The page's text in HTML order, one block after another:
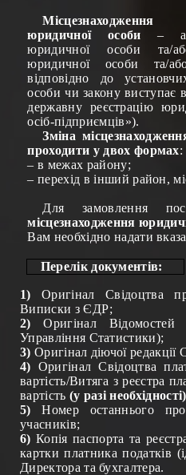
юридичної
особи –
юридичної особи та/
юридичної особи та/
відповідно до
особи чи закону виступає
державну реєстрацію
осіб-підприємців»).
Зміна
проходити у двох формах:
– в межах району;
– перехід в інший район,
Для замовлення
місцезнаходження
Вам необхідно надати
Перелік документів:
1)Оригінал Свідоцтва
Виписки з ЄДР;
2)Оригінал
Управління Статистики);
3) Оригінал діючої редакції
4) Оригінал Свідоцтва
вартість/Витяга з реєстра
вартість (у разі необхідності)
5)Номер останнього
учасників;
6)Копія паспорта та
картки платника податків
Директора та бухгалтера.